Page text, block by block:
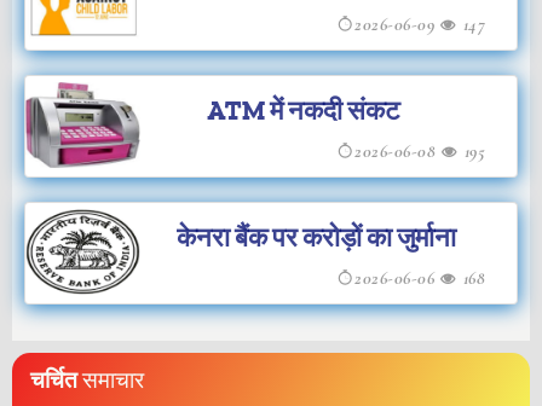
2026-06-09 147
ATM में नकदी संकट
2026-06-08 195
केनरा बैंक पर करोड़ों का जुर्माना
2026-06-06 168
चर्चितसमाचार